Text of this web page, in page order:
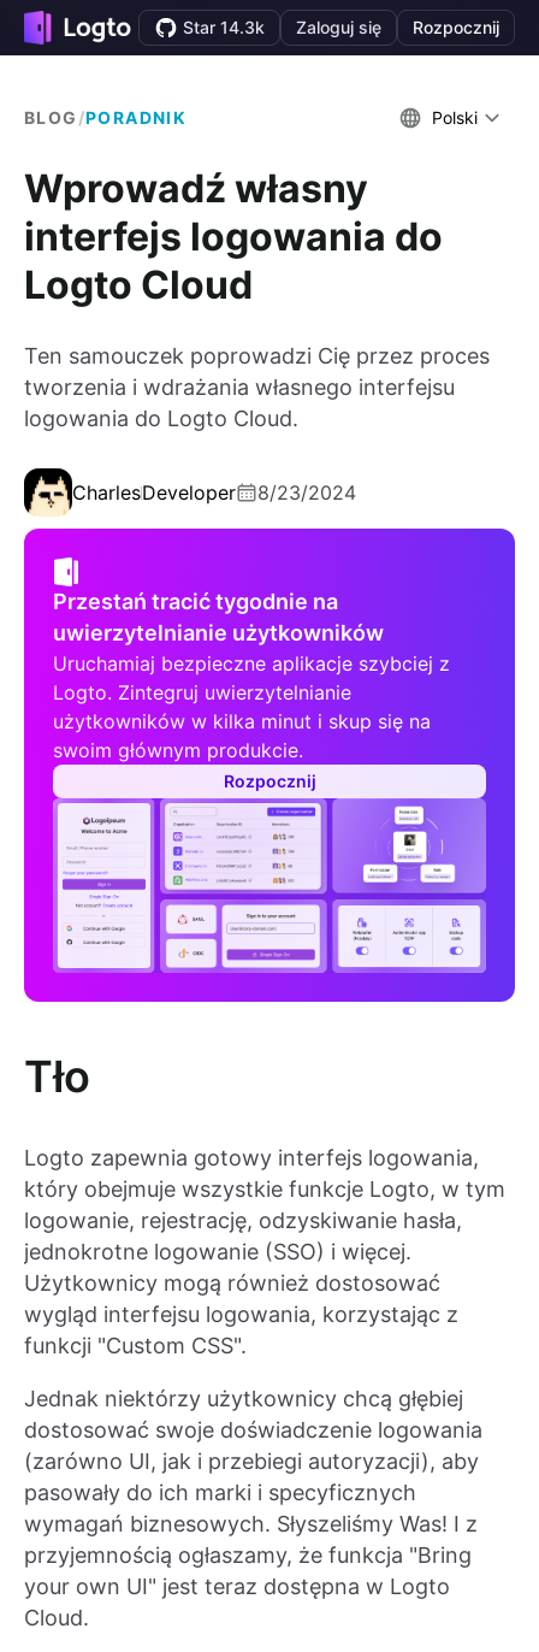
Star 14.3k Zaloguj się Rozpocznij
BLOG /PORADNIK Polski
Wprowadź własny
interfejs logowania do
Logto Cloud
Ten samouczek poprowadzi Cię przez proces
tworzenia i wdrażania własnego interfejsu
logowania do Logto Cloud.
CharlesDeveloper 8/23/2024
Przestań tracić tygodnie na
uwierzytelnianie użytkowników
Uruchamiaj bezpieczne aplikacje szybciej z
Logto. Zintegruj uwierzytelnianie
użytkowników w kilka minut i skup się na
swoim głównym produkcie.
Rozpocznij
Tło
Logto zapewnia gotowy interfejs logowania,
który obejmuje wszystkie funkcje Logto, w tym
logowanie, rejestrację, odzyskiwanie hasła,
jednokrotne logowanie (SSO) i więcej.
Użytkownicy mogą również dostosować
wygląd interfejsu logowania, korzystając z
funkcji "Custom CSS".
Jednak niektórzy użytkownicy chcą głębiej
dostosować swoje doświadczenie logowania
(zarówno UI, jak i przebiegi autoryzacji), aby
pasowały do ich marki i specyficznych
wymagań biznesowych. Słyszeliśmy Was! I z
przyjemnością ogłaszamy, że funkcja "Bring
your own UI" jest teraz dostępna w Logto
Cloud.